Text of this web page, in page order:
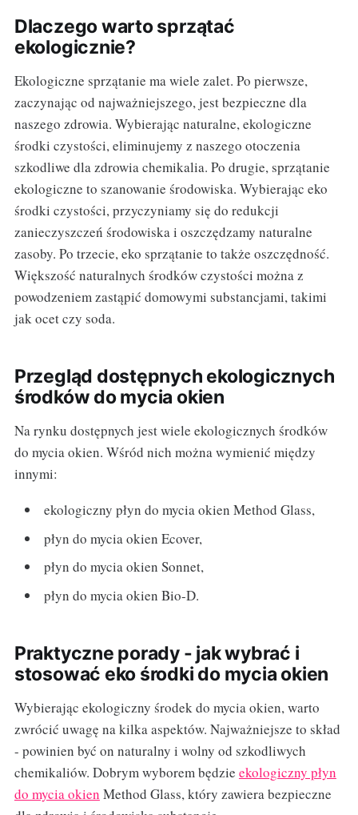
Dlaczego warto sprzątać
ekologicznie?
Ekologiczne sprzątanie ma wiele zalet. Po pierwsze,
zaczynając od najważniejszego, jest bezpieczne dla
naszego zdrowia. Wybierając naturalne, ekologiczne
środki czystości, eliminujemy z naszego otoczenia
szkodliwe dla zdrowia chemikalia. Po drugie, sprzątanie
ekologiczne to szanowanie środowiska. Wybierając eko
środki czystości, przyczyniamy się do redukcji
zanieczyszczeń środowiska i oszczędzamy naturalne
zasoby. Po trzecie, eko sprzątanie to także oszczędność.
Większość naturalnych środków czystości można z
powodzeniem zastąpić domowymi substancjami, takimi
jak ocet czy soda.
Przegląd dostępnych ekologicznych
środków do mycia okien
Na rynku dostępnych jest wiele ekologicznych środków
do mycia okien. Wśród nich można wymienić między
innymi:
ekologiczny płyn do mycia okien Method Glass,
płyn do mycia okien Ecover,
płyn do mycia okien Sonnet,
płyn do mycia okien Bio-D.
Praktyczne porady - jak wybrać i
stosować eko środki do mycia okien
Wybierając ekologiczny środek do mycia okien, warto
zwrócić uwagę na kilka aspektów. Najważniejsze to skład
- powinien być on naturalny i wolny od szkodliwych
chemikaliów. Dobrym wyborem będzie ekologiczny płyn
do mycia okien Method Glass, który zawiera bezpieczne